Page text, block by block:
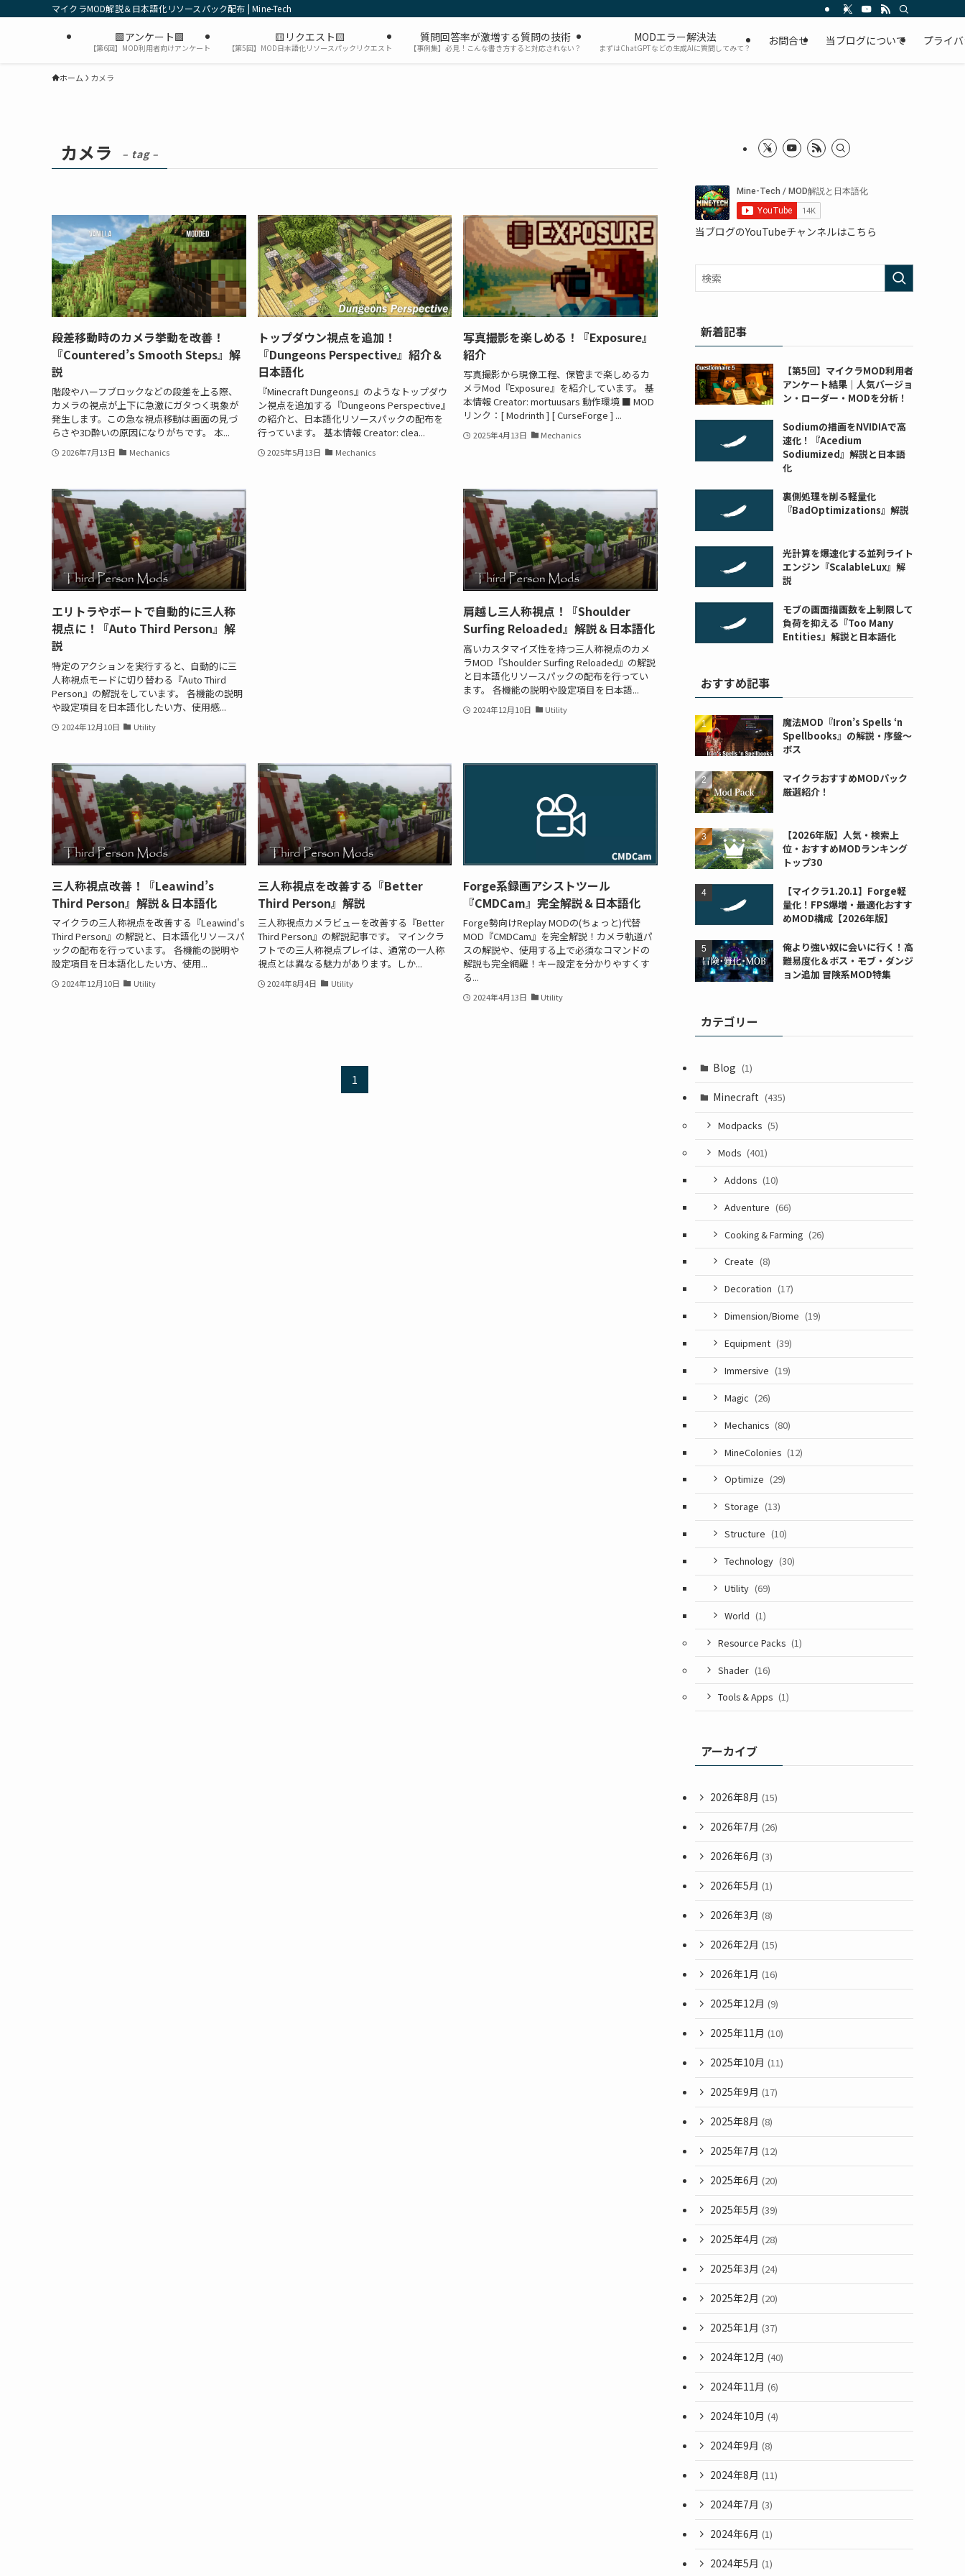
マイクラMOD解説＆日本語化リソースパック配布 | Mine-Tech
🟩アンケート🟩
【第6回】MOD利用者向けアンケート
🟨リクエスト🟨
【第5回】MOD日本語化リソースパックリクエスト
質問回答率が激増する質問の技術
【事例集】必見！こんな書き方すると対応されない？
MODエラー解決法
まずはChatGPTなどの生成AIに質問してみて？
お問合せ 当ブログについて プライ
ホーム カメラ
カメラ – tag –
段差移動時のカメラ挙動を改善！
『Countered’s Smooth Steps』解
説
階段やハーフブロックなどの段差を上る際、
カメラの視点が上下に急激にガタつく現象が
発生します。この急な視点移動は画面の見づ
らさや3D酔いの原因になりがちです。 本...
2026年7月13日 Mechanics
トップダウン視点を追加！
『Dungeons Perspective』紹介＆
日本語化
『Minecraft Dungeons』のようなトップダウ
ン視点を追加する『Dungeons Perspective』
の紹介と、日本語化リソースパックの配布を
行っています。 基本情報 Creator: clea...
2025年5月13日 Mechanics
写真撮影を楽しめる！『Exposure』
紹介
写真撮影から現像工程、保管まで楽しめるカ
メラMod『Exposure』を紹介しています。 基
本情報 Creator: mortuusars 動作環境 ■ MOD
リンク：[ Modrinth ] [ CurseForge ] ...
2025年4月13日 Mechanics
エリトラやボートで自動的に三人称
視点に！『Auto Third Person』解
説
特定のアクションを実行すると、自動的に三
人称視点モードに切り替わる『Auto Third
Person』の解説をしています。 各機能の説明
や設定項目を日本語化したい方、使用感...
2024年12月10日 Utility
肩越し三人称視点！『Shoulder
Surfing Reloaded』解説＆日本語化
高いカスタマイズ性を持つ三人称視点のカメ
ラMOD『Shoulder Surfing Reloaded』の解説
と日本語化リソースパックの配布を行ってい
ます。 各機能の説明や設定項目を日本語...
2024年12月10日 Utility
三人称視点改善！『Leawind’s
Third Person』解説＆日本語化
マイクラの三人称視点を改善する『Leawind's
Third Person』の解説と、日本語化リソースパ
ックの配布を行っています。 各機能の説明や
設定項目を日本語化したい方、使用...
2024年12月10日 Utility
三人称視点を改善する『Better
Third Person』解説
三人称視点カメラビューを改善する『Better
Third Person』の解説記事です。 マインクラ
フトでの三人称視点プレイは、通常の一人称
視点とは異なる魅力があります。しか...
2024年8月4日 Utility
Forge系録画アシストツール
『CMDCam』完全解説＆日本語化
Forge勢向けReplay MODの(ちょっと)代替
MOD『CMDCam』を完全解説！カメラ軌道パ
スの解説や、使用する上で必須なコマンドの
解説も完全網羅！キー設定を分かりやすくす
る...
2024年4月13日 Utility
1
当ブログのYouTubeチャンネルはこちら
新着記事
【第5回】マイクラMOD利用者
アンケート結果｜人気バージョ
ン・ローダー・MODを分析！
Sodiumの描画をNVIDIAで高
速化！『Acedium
Sodiumized』解説と日本語
化
裏側処理を削る軽量化
『BadOptimizations』解説
光計算を爆速化する並列ライト
エンジン『ScalableLux』解
説
モブの画面描画数を上制限して
負荷を抑える『Too Many
Entities』解説と日本語化
おすすめ記事
魔法MOD『Iron’s Spells ‘n
Spellbooks』の解説・序盤～
ボス
マイクラおすすめMODパック
厳選紹介！
【2026年版】人気・検索上
位・おすすめMODランキング
トップ30
【マイクラ1.20.1】Forge軽
量化！FPS爆増・最適化おすす
めMOD構成【2026年版】
俺より強い奴に会いに行く！高
難易度化＆ボス・モブ・ダンジ
ョン追加 冒険系MOD特集
カテゴリー
Blog (1)
Minecraft (435)
Modpacks (5)
Mods (401)
Addons (10)
Adventure (66)
Cooking & Farming (26)
Create (8)
Decoration (17)
Dimension/Biome (19)
Equipment (39)
Immersive (19)
Magic (26)
Mechanics (80)
MineColonies (12)
Optimize (29)
Storage (13)
Structure (10)
Technology (30)
Utility (69)
World (1)
Resource Packs (1)
Shader (16)
Tools & Apps (1)
アーカイブ
2026年8月 (15)
2026年7月 (26)
2026年6月 (3)
2026年5月 (1)
2026年3月 (8)
2026年2月 (15)
2026年1月 (16)
2025年12月 (9)
2025年11月 (10)
2025年10月 (11)
2025年9月 (17)
2025年8月 (8)
2025年7月 (12)
2025年6月 (20)
2025年5月 (39)
2025年4月 (28)
2025年3月 (24)
2025年2月 (20)
2025年1月 (37)
2024年12月 (40)
2024年11月 (6)
2024年10月 (4)
2024年9月 (8)
2024年8月 (11)
2024年7月 (3)
2024年6月 (1)
2024年5月 (1)